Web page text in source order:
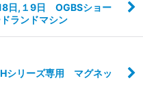
日,１9日 OGBSショー
ランドマシン
シリーズ専用 マグネッ